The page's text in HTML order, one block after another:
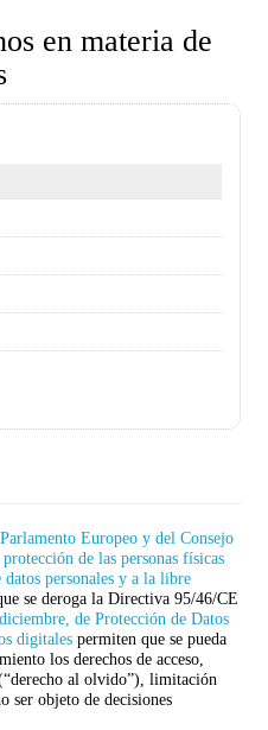
en materia de
Europeo y del Consejo
de las personas físicas
personales y a la libre
se deroga la Directiva 95/46/CE
de Protección de Datos
digitales permiten que se pueda
los derechos de acceso,
al olvido”), limitación
ser objeto de decisiones